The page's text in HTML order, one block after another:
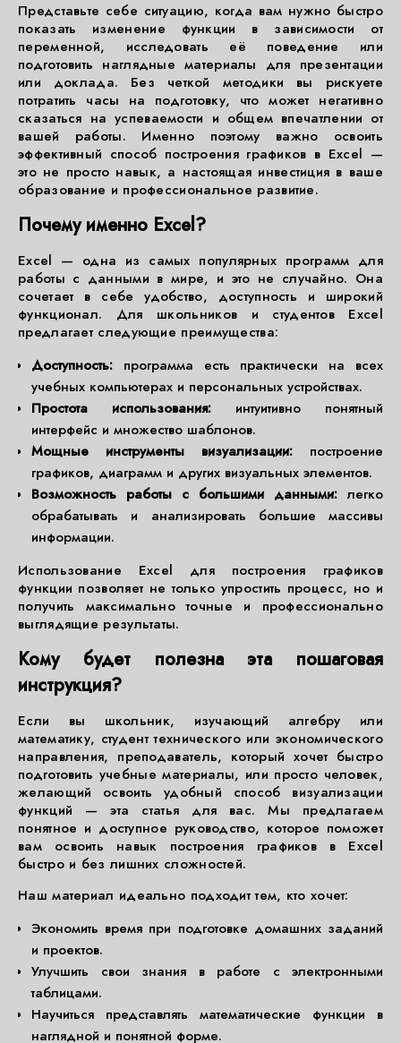
Представьте себе ситуацию, когда вам нужно быстро
показать изменение функции в зависимости от
переменной, исследовать её поведение или
подготовить наглядные материалы для презентации
или доклада. Без четкой методики вы рискуете
потратить часы на подготовку, что может негативно
сказаться на успеваемости и общем впечатлении от
вашей работы. Именно поэтому важно освоить
эффективный способ построения графиков в Excel —
это не просто навык, а настоящая инвестиция в ваше
образование и профессиональное развитие.
Почему именно Excel?
Excel — одна из самых популярных программ для
работы с данными в мире, и это не случайно. Она
сочетает в себе удобство, доступность и широкий
функционал. Для школьников и студентов Excel
предлагает следующие преимущества:
Доступность: программа есть практически на всех
учебных компьютерах и персональных устройствах.
Простота использования: интуитивно понятный
интерфейс и множество шаблонов.
Мощные инструменты визуализации: построение
графиков, диаграмм и других визуальных элементов.
Возможность работы с большими данными: легко
обрабатывать и анализировать большие массивы
информации.
Использование Excel для построения графиков
функции позволяет не только упростить процесс, но и
получить максимально точные и профессионально
выглядящие результаты.
Кому будет полезна эта пошаговая
инструкция?
Если вы школьник, изучающий алгебру или
математику, студент технического или экономического
направления, преподаватель, который хочет быстро
подготовить учебные материалы, или просто человек,
желающий освоить удобный способ визуализации
функций — эта статья для вас. Мы предлагаем
понятное и доступное руководство, которое поможет
вам освоить навык построения графиков в Excel
быстро и без лишних сложностей.
Наш материал идеально подходит тем, кто хочет:
Экономить время при подготовке домашних заданий
и проектов.
Улучшить свои знания в работе с электронными
таблицами.
Научиться представлять математические функции в
наглядной и понятной форме.